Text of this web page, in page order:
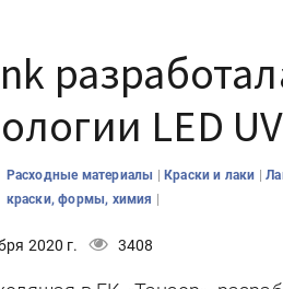
LED UV
Расходные материалы | Краски и лаки |
краски, формы, химия |
2020 г. 3408